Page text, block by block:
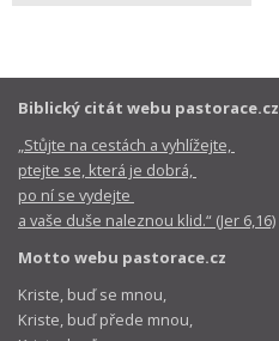
Biblický citát webu pastorace.cz
„Stůjte na cestách a vyhlížejte,
ptejte se, která je dobrá,
po ní se vydejte
a vaše duše naleznou klid.“ (Jer 6,16)
Motto webu pastorace.cz
Kriste, buď se mnou,
Kriste, buď přede mnou,